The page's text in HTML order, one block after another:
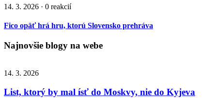
14. 3. 2026 · 0 reakcií
Fico opäť hrá hru, ktorú Slovensko prehráva
Najnovšie blogy na webe
14. 3. 2026
List, ktorý by mal ísť do Moskvy, nie do Kyjeva